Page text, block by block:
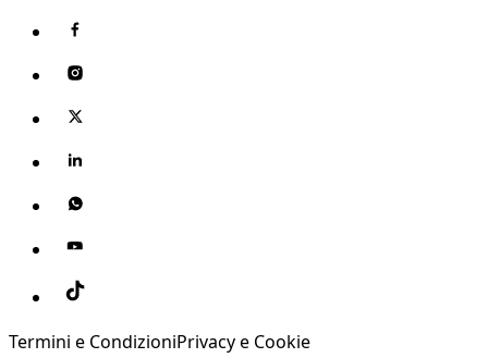
Termini e CondizioniPrivacy e Cookie